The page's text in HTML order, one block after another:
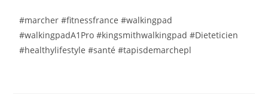
#marcher #fitnessfrance #walkingpad
#walkingpadA1Pro #kingsmithwalkingpad #Dieteticien
#healthylifestyle #santé #tapisdemarchepl